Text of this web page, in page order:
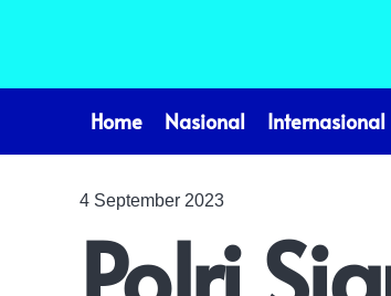
Home Nasional Internasional
4 September 2023